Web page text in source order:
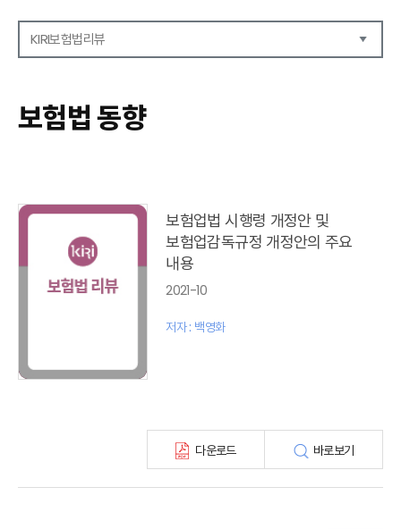
KIRI보험법리뷰
보험금융연구
KIRI 리포트
포커스
특별기고
보험법 동향
보험총서
보험회사 재무분석(종간)
보험법 동향
보험업법 시행령 개정안 및
보험업감독규정 개정안의 주요
내용
2021-10
저자 : 백영화
다운로드 바로보기